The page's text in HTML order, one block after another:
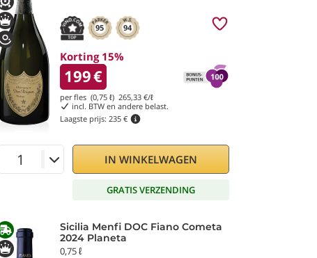
95 94
Korting 15%
199€
per fles (0,75 ℓ) 265,33 €/ℓ
incl. BTW en andere belast.
Laagste prijs: 235 €
IN WINKELWAGEN
GRATIS VERZENDING
Sicilia Menfi DOC Fiano Cometa
2024 Planeta
0,75 ℓ